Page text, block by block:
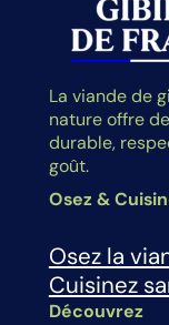
La viande de
nature offre
durable,
goût.
Osez &
Osez la
Cuisinez
Découvrez